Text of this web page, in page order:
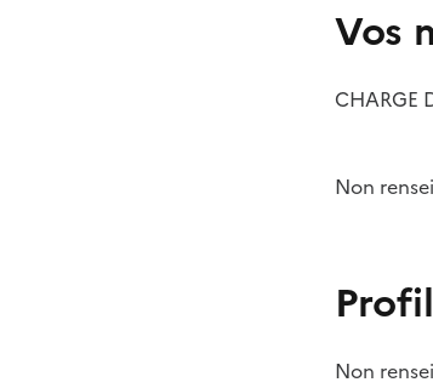
Vos
CHARGE
Non
Non